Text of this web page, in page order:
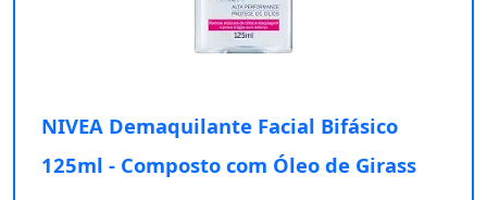
NIVEA Demaquilante Facial Bifásico
125ml - Composto com Óleo de Girass